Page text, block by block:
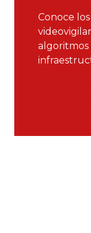
Conoce
algoritmos